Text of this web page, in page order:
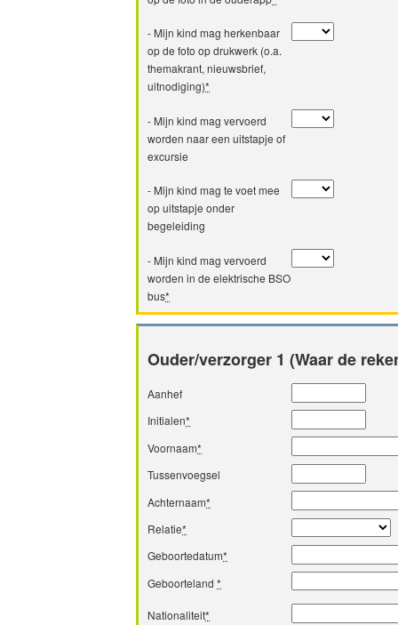
- Mijn kind mag herkenbaar
op de foto op drukwerk (o.a.
themakrant, nieuwsbrief,
uitnodiging)*
- Mijn kind mag vervoerd
worden naar een uitstapje of
excursie
- Mijn kind mag te voet mee
op uitstapje onder
begeleiding
- Mijn kind mag vervoerd
worden in de elektrische BSO
bus*
Ouder/verzorger 1 (Waar de
Aanhef
Initialen*
Voornaam*
Tussenvoegsel
Achternaam*
Relatie*
Geboortedatum*
Geboorteland*
Nationaliteit*